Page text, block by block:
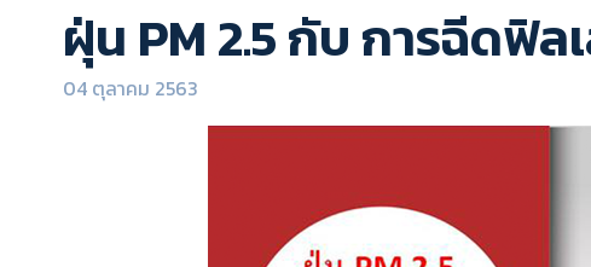
ฝุ่น PM 2.5 กับ การฉีดฟิล
04 ตุลาคม 2563